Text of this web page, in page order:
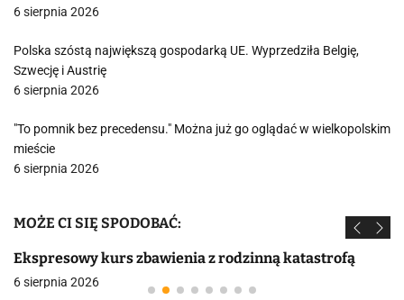
6 sierpnia 2026
Polska szóstą największą gospodarką UE. Wyprzedziła Belgię,
Szwecję i Austrię
6 sierpnia 2026
"To pomnik bez precedensu." Można już go oglądać w wielkopolskim
mieście
6 sierpnia 2026
MOŻE CI SIĘ SPODOBAĆ:
Ekspresowy kurs zbawienia z rodzinną katastrofą
6 sierpnia 2026